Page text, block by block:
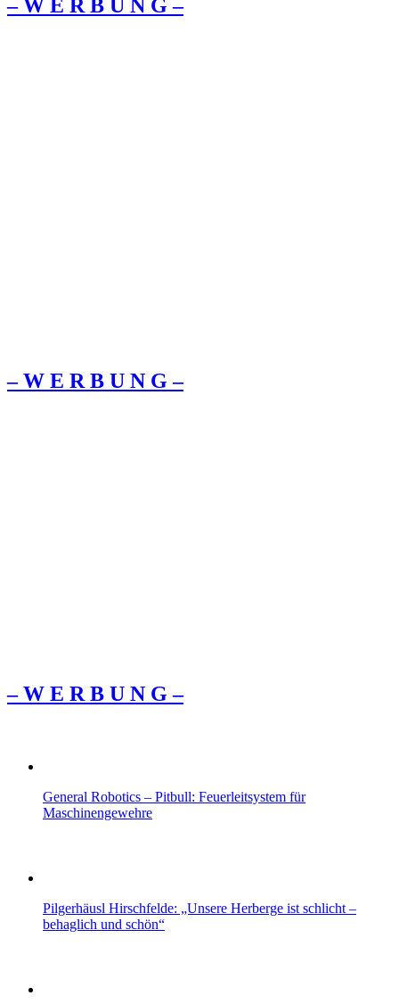
– W Ε R Β U Ν G –
– W Ε R Β U Ν G –
– W Ε R Β U Ν G –
General Robotics – Pitbull: Feuerleitsystem für
Maschinengewehre
Pilgerhäusl Hirschfelde: „Unsere Herberge ist schlicht –
behaglich und schön“